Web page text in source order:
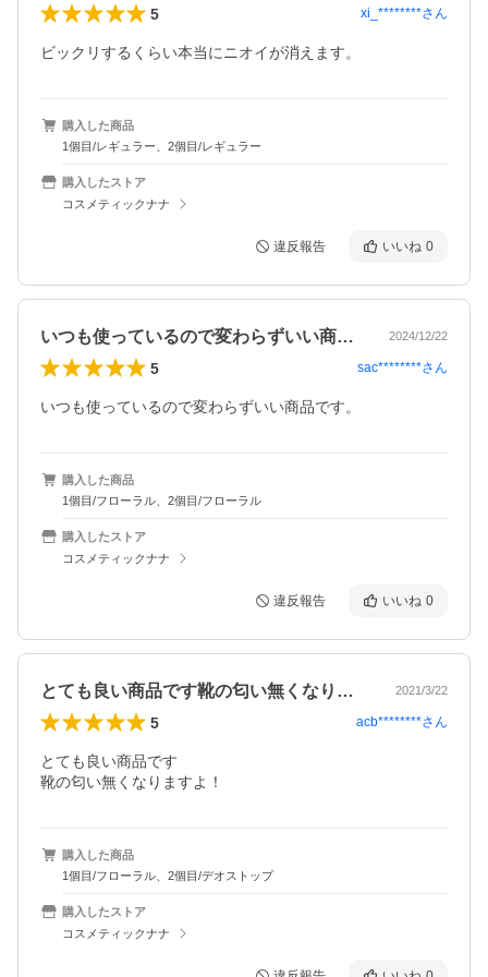
5 xi_********さん
ビックリするくらい本当にニオイが消えます。
購入した商品
1個目/レギュラー、2個目/レギュラー
購入したストア
コスメティックナナ
違反報告 いいね 0
いつも使っているので変わらずいい商品で… 2024/12/22
5 sac********さん
いつも使っているので変わらずいい商品です。
購入した商品
1個目/フローラル、2個目/フローラル
購入したストア
コスメティックナナ
違反報告 いいね 0
とても良い商品です靴の匂い無くなります… 2021/3/22
5 acb********さん
とても良い商品です
靴の匂い無くなりますよ！
購入した商品
1個目/フローラル、2個目/デオストップ
購入したストア
コスメティックナナ